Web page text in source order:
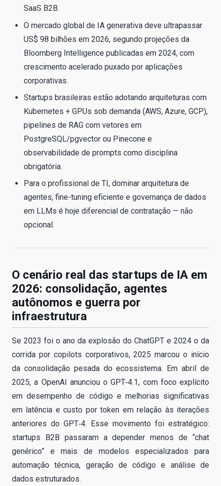
SaaS B2B.
O mercado global de IA generativa deve ultrapassar
US$ 98 bilhões em 2026, segundo projeções da
Bloomberg Intelligence publicadas em 2024, com
crescimento acelerado puxado por aplicações
corporativas.
Startups brasileiras estão adotando arquiteturas com
Kubernetes + GPUs sob demanda (AWS, Azure, GCP),
pipelines de RAG com vetores em
PostgreSQL/pgvector ou Pinecone e
observabilidade de prompts como disciplina
obrigatória.
Para o profissional de TI, dominar arquitetura de
agentes, fine-tuning eficiente e governança de dados
em LLMs é hoje diferencial de contratação — não
opcional.
O cenário real das startups de IA em
2026: consolidação, agentes
autônomos e guerra por
infraestrutura
Se 2023 foi o ano da explosão do ChatGPT e 2024 o da
corrida por copilots corporativos, 2025 marcou o início
da consolidação pesada do ecossistema. Em abril de
2025, a OpenAI anunciou o GPT‑4.1, com foco explícito
em desempenho de código e melhorias significativas
em latência e custo por token em relação às iterações
anteriores do GPT‑4. Esse movimento foi estratégico:
startups B2B passaram a depender menos de “chat
genérico” e mais de modelos especializados para
automação técnica, geração de código e análise de
dados estruturados.